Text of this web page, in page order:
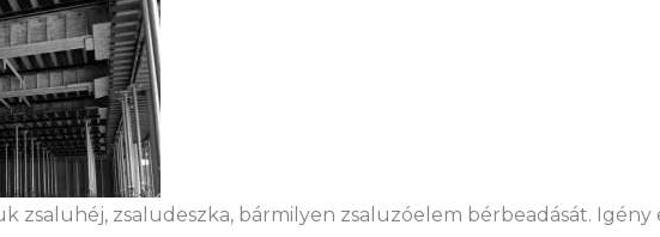
zsaluhéj, zsaludeszka, bármilyen zsaluzóelem bérbeadását.